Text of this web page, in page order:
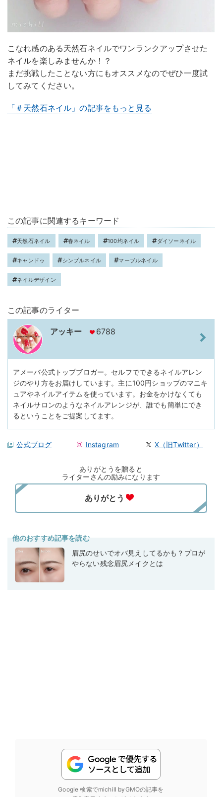
こなれ感のある天然石ネイルでワンランクアップさせた
ネイルを楽しみませんか！？
まだ挑戦したことない方にもオススメなのでぜひ一度試
してみてください。
「＃天然石ネイル」の記事をもっと見る
この記事に関連するキーワード
天然石ネイル 春ネイル 100均ネイル ダイソーネイル
キャンドゥ シンプルネイル マーブルネイル
ネイルデザイン
この記事のライター
アッキー 6788
アメーバ公式トップブロガー。セルフでできるネイルアレン
ジのやり方をお届けしています。主に100円ショップのマニキ
ュアやネイルアイテムを使っています。お金をかけなくても
ネイルサロンのようなネイルアレンジが、誰でも簡単にでき
るということをご提案してます。
公式ブログ Instagram X（旧Twitter）
ありがとうを贈ると
ライターさんの励みになります
他のおすすめ記事を読む
眉尻のせいでオバ見えしてるかも？プロが
やらない残念眉尻メイクとは
Google 検索でmichill byGMOの記事を